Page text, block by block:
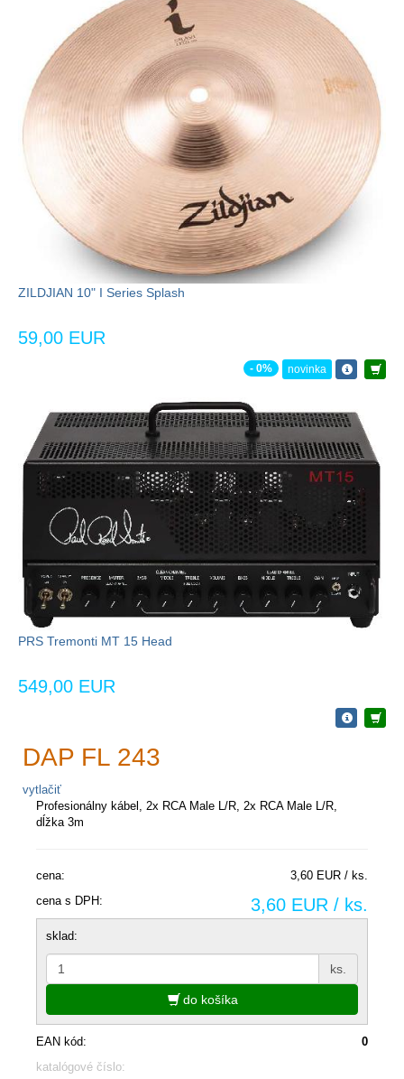
ZILDJIAN 10" I Series Splash
59,00 EUR
- 0% novinka
PRS Tremonti MT 15 Head
549,00 EUR
DAP FL 243
vytlačiť
Profesionálny kábel, 2x RCA Male L/R, 2x RCA Male L/R,
dĺžka 3m
cena:
3,60 EUR / ks.
cena s DPH:
3,60 EUR / ks.
sklad:
ks.
do košíka
EAN kód:
0
katalógové číslo: